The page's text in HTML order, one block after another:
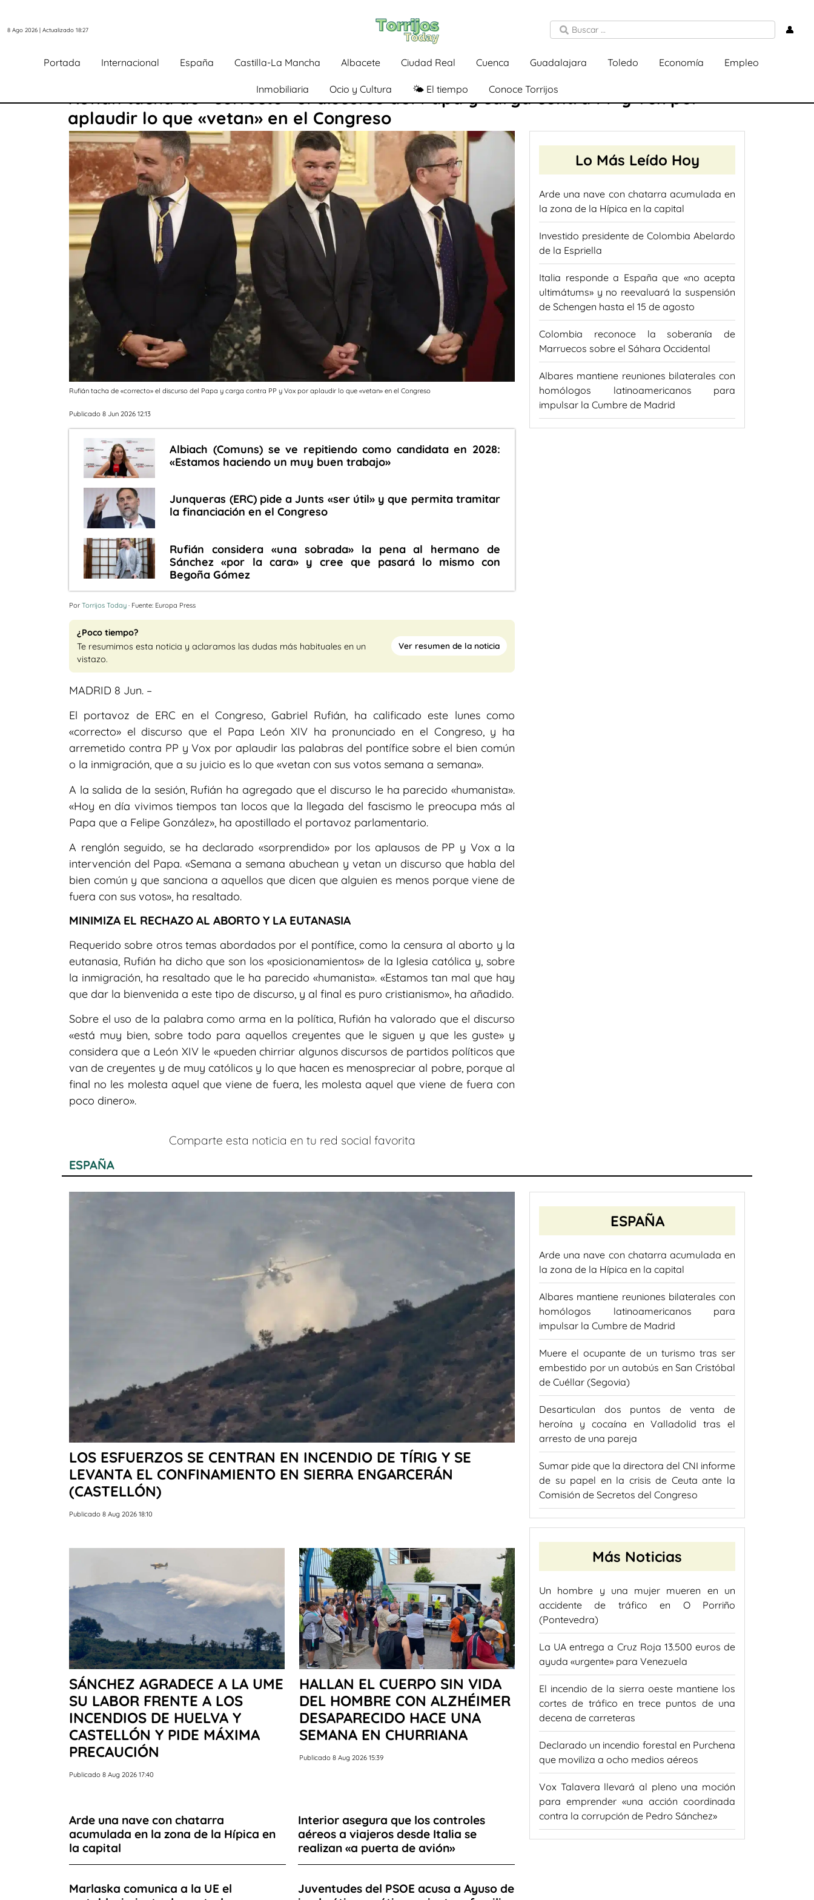
8 Ago 2026 | Actualizado 18:27 👤
Portada Internacional España Castilla-La Mancha Albacete Ciudad Real Cuenca Guadalajara Toledo Economía Empleo
Inmobiliaria Ocio y Cultura 🌤️ El tiempo Conoce Torrijos
Rufián tacha de «correcto» el discurso del Papa y carga contra PP y Vox por
aplaudir lo que «vetan» en el Congreso
Rufián tacha de «correcto» el discurso del Papa y carga contra PP y Vox por aplaudir lo que «vetan» en el Congreso
Publicado 8 Jun 2026 12:13
Albiach (Comuns) se ve repitiendo como candidata en 2028:
«Estamos haciendo un muy buen trabajo»
Junqueras (ERC) pide a Junts «ser útil» y que permita tramitar
la financiación en el Congreso
Rufián considera «una sobrada» la pena al hermano de
Sánchez «por la cara» y cree que pasará lo mismo con
Begoña Gómez
Por Torrijos Today · Fuente: Europa Press
¿Poco tiempo?
Te resumimos esta noticia y aclaramos las dudas más habituales en un
vistazo.
Ver resumen de la noticia
MADRID 8 Jun. –
El portavoz de ERC en el Congreso, Gabriel Rufián, ha calificado este lunes como
«correcto» el discurso que el Papa León XIV ha pronunciado en el Congreso, y ha
arremetido contra PP y Vox por aplaudir las palabras del pontífice sobre el bien común
o la inmigración, que a su juicio es lo que «vetan con sus votos semana a semana».
A la salida de la sesión, Rufián ha agregado que el discurso le ha parecido «humanista».
«Hoy en día vivimos tiempos tan locos que la llegada del fascismo le preocupa más al
Papa que a Felipe González», ha apostillado el portavoz parlamentario.
A renglón seguido, se ha declarado «sorprendido» por los aplausos de PP y Vox a la
intervención del Papa. «Semana a semana abuchean y vetan un discurso que habla del
bien común y que sanciona a aquellos que dicen que alguien es menos porque viene de
fuera con sus votos», ha resaltado.
MINIMIZA EL RECHAZO AL ABORTO Y LA EUTANASIA
Requerido sobre otros temas abordados por el pontífice, como la censura al aborto y la
eutanasia, Rufián ha dicho que son los «posicionamientos» de la Iglesia católica y, sobre
la inmigración, ha resaltado que le ha parecido «humanista». «Estamos tan mal que hay
que dar la bienvenida a este tipo de discurso, y al final es puro cristianismo», ha añadido.
Sobre el uso de la palabra como arma en la política, Rufián ha valorado que el discurso
«está muy bien, sobre todo para aquellos creyentes que le siguen y que les guste» y
considera que a León XIV le «pueden chirriar algunos discursos de partidos políticos que
van de creyentes y de muy católicos y lo que hacen es menospreciar al pobre, porque al
final no les molesta aquel que viene de fuera, les molesta aquel que viene de fuera con
poco dinero».
Comparte esta noticia en tu red social favorita
Lo Más Leído Hoy
Arde una nave con chatarra acumulada en
la zona de la Hípica en la capital
Investido presidente de Colombia Abelardo
de la Espriella
Italia responde a España que «no acepta
ultimátums» y no reevaluará la suspensión
de Schengen hasta el 15 de agosto
Colombia reconoce la soberanía de
Marruecos sobre el Sáhara Occidental
Albares mantiene reuniones bilaterales con
homólogos latinoamericanos para
impulsar la Cumbre de Madrid
ESPAÑA
LOS ESFUERZOS SE CENTRAN EN INCENDIO DE TÍRIG Y SE
LEVANTA EL CONFINAMIENTO EN SIERRA ENGARCERÁN
(CASTELLÓN)
Publicado 8 Aug 2026 18:10
SÁNCHEZ AGRADECE A LA UME
SU LABOR FRENTE A LOS
INCENDIOS DE HUELVA Y
CASTELLÓN Y PIDE MÁXIMA
PRECAUCIÓN
Publicado 8 Aug 2026 17:40
HALLAN EL CUERPO SIN VIDA
DEL HOMBRE CON ALZHÉIMER
DESAPARECIDO HACE UNA
SEMANA EN CHURRIANA
Publicado 8 Aug 2026 15:39
Arde una nave con chatarra
acumulada en la zona de la Hípica en
la capital
Interior asegura que los controles
aéreos a viajeros desde Italia se
realizan «a puerta de avión»
Marlaska comunica a la UE el
Juventudes del PSOE acusa a Ayuso de
ESPAÑA
Arde una nave con chatarra acumulada en
la zona de la Hípica en la capital
Albares mantiene reuniones bilaterales con
homólogos latinoamericanos para
impulsar la Cumbre de Madrid
Muere el ocupante de un turismo tras ser
embestido por un autobús en San Cristóbal
de Cuéllar (Segovia)
Desarticulan dos puntos de venta de
heroína y cocaína en Valladolid tras el
arresto de una pareja
Sumar pide que la directora del CNI informe
de su papel en la crisis de Ceuta ante la
Comisión de Secretos del Congreso
Más Noticias
Un hombre y una mujer mueren en un
accidente de tráfico en O Porriño
(Pontevedra)
La UA entrega a Cruz Roja 13.500 euros de
ayuda «urgente» para Venezuela
El incendio de la sierra oeste mantiene los
cortes de tráfico en trece puntos de una
decena de carreteras
Declarado un incendio forestal en Purchena
que moviliza a ocho medios aéreos
Vox Talavera llevará al pleno una moción
para emprender «una acción coordinada
contra la corrupción de Pedro Sánchez»